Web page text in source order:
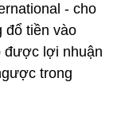
- cho
đổ tiền vào
được lợi nhuận
trong